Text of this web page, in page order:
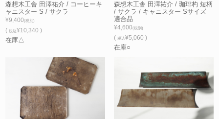
森想木工舎 田澤祐介 / コーヒーキ
ャニスター S / サクラ
¥9,400(税別)
(税込¥10,340 )
在庫△
森想木工舎 田澤祐介 / 珈琲杓 短柄
/ サクラ / キャニスター Sサイズ
適合品
¥4,600(税別)
( 税込¥5,060 )
在庫○